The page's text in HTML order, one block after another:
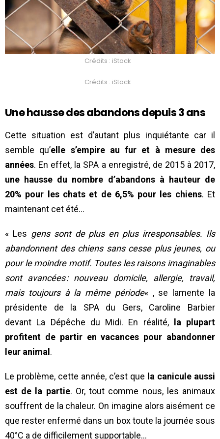
Crédits : iStock
Crédits : iStock
Une hausse des abandons depuis 3 ans
Cette situation est d’autant plus inquiétante car il
semble qu’elle s’empire au fur et à mesure des
années. En effet, la SPA a enregistré, de 2015 à 2017,
une hausse du nombre d’abandons à hauteur de
20% pour les chats et de 6,5% pour les chiens. Et
maintenant cet été…
« Les gens sont de plus en plus irresponsables. Ils
abandonnent des chiens sans cesse plus jeunes, ou
pour le moindre motif. Toutes les raisons imaginables
sont avancées : nouveau domicile, allergie, travail,
mais toujours à la même période« , se lamente la
présidente de la SPA du Gers, Caroline Barbier
devant La Dépêche du Midi. En réalité,
la plupart
profitent de partir en vacances pour abandonner
leur animal .
Le problème, cette année, c’est que la canicule aussi
est de la partie. Or, tout comme nous, les animaux
souffrent de la chaleur. On imagine alors aisément ce
que rester enfermé dans un box toute la journée sous
40°C a de difficilement supportable…